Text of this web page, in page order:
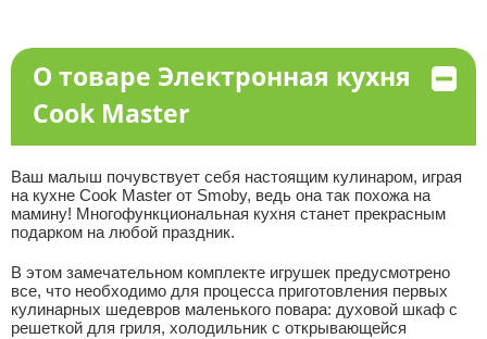
О товаре Электронная кухня
Cook Master
Ваш малыш почувствует себя настоящим кулинаром, играя
на кухне Cook Master от Smoby, ведь она так похожа на
мамину! Многофункциональная кухня станет прекрасным
подарком на любой праздник.
В этом замечательном комплекте игрушек предусмотрено
все, что необходимо для процесса приготовления первых
кулинарных шедевров маленького повара: духовой шкаф с
решеткой для гриля, холодильник с открывающейся